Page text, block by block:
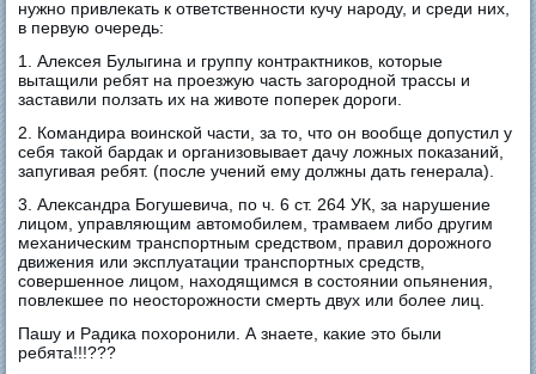
нужно привлекать к ответственности кучу народу, и среди них,
в первую очередь:
1. Алексея Булыгина и группу контрактников, которые
вытащили ребят на проезжую часть загородной трассы и
заставили ползать их на животе поперек дороги.
2. Командира воинской части, за то, что он вообще допустил у
себя такой бардак и организовывает дачу ложных показаний,
запугивая ребят. (после учений ему должны дать генерала).
3. Александра Богушевича, по ч. 6 ст. 264 УК, за нарушение
лицом, управляющим автомобилем, трамваем либо другим
механическим транспортным средством, правил дорожного
движения или эксплуатации транспортных средств,
совершенное лицом, находящимся в состоянии опьянения,
повлекшее по неосторожности смерть двух или более лиц.
Пашу и Радика похоронили. А знаете, какие это были
ребята!!!???